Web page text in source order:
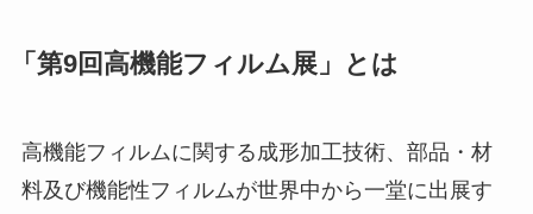
「第9回高機能フィルム展」とは
高機能フィルムに関する成形加工技術、部品・材
料及び機能性フィルムが世界中から一堂に出展す